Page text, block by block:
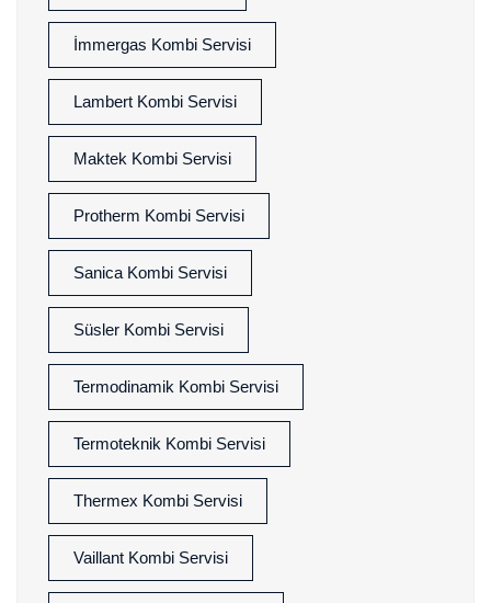
İmmergas Kombi Servisi
Lambert Kombi Servisi
Maktek Kombi Servisi
Protherm Kombi Servisi
Sanica Kombi Servisi
Süsler Kombi Servisi
Termodinamik Kombi Servisi
Termoteknik Kombi Servisi
Thermex Kombi Servisi
Vaillant Kombi Servisi